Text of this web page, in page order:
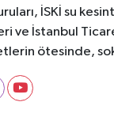
İSKİ su
ve İstanbul
ötesinde,